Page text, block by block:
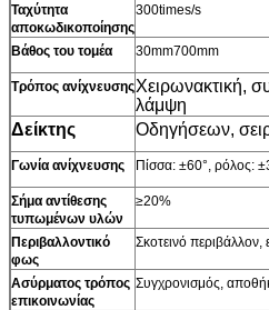
Ταχύτητα
αποκωδικοποίησης
300times/s
Βάθος του τομέα 30mm700mm
Τρόπος ανίχνευσηςΧειρωνακτική,
λάμψη
Δείκτης
Οδηγήσεων,
Γωνία ανίχνευσης Πίσσα: ±60°, ρόλος:
Σήμα αντίθεσης
τυπωμένων υλών
≥20%
Περιβαλλοντικό
φως
Σκοτεινό
Ασύρματος τρόπος
επικοινωνίας
Συγχρονισμός,